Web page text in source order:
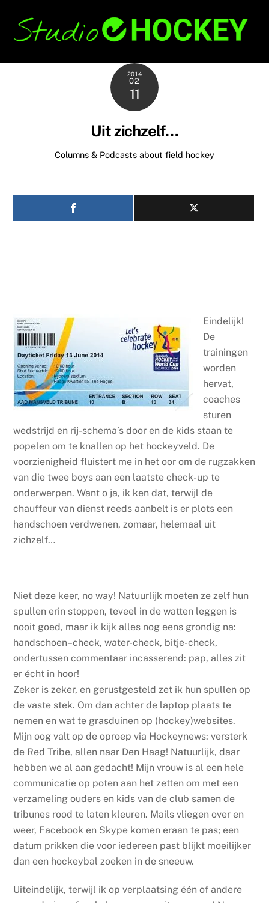
content
2014
02
11
Uit zichzelf…
Columns & Podcasts about field hockey
Eindelijk!
De
trainingen
worden
hervat,
coaches
sturen
wedstrijd en rij-schema’s door en de kids staan te
popelen om te knallen op het hockeyveld. De
voorzienigheid fluistert me in het oor om de rugzakken
van die twee boys aan een laatste check-up te
onderwerpen. Want o ja, ik ken dat, terwijl de
chauffeur van dienst reeds aanbelt is er plots een
handschoen verdwenen, zomaar, helemaal uit
zichzelf…
Niet deze keer, no way! Natuurlijk moeten ze zelf hun
spullen erin stoppen, teveel in de watten leggen is
nooit goed, maar ik kijk alles nog eens grondig na:
handschoen–check, water-check, bitje-check,
ondertussen commentaar incasserend: pap, alles zit
er écht in hoor!
Zeker is zeker, en gerustgesteld zet ik hun spullen op
de vaste stek. Om dan achter de laptop plaats te
nemen en wat te grasduinen op (hockey)websites.
Mijn oog valt op de oproep via Hockeynews: versterk
de Red Tribe, allen naar Den Haag! Natuurlijk, daar
hebben we al aan gedacht! Mijn vrouw is al een hele
communicatie op poten aan het zetten om met een
verzameling ouders en kids van de club samen de
tribunes rood te laten kleuren. Mails vliegen over en
weer, Facebook en Skype komen eraan te pas; een
datum prikken die voor iedereen past blijkt moeilijker
dan een hockeybal zoeken in de sneeuw.
Uiteindelijk, terwijl ik opverplaatsing één of andere
To
Top